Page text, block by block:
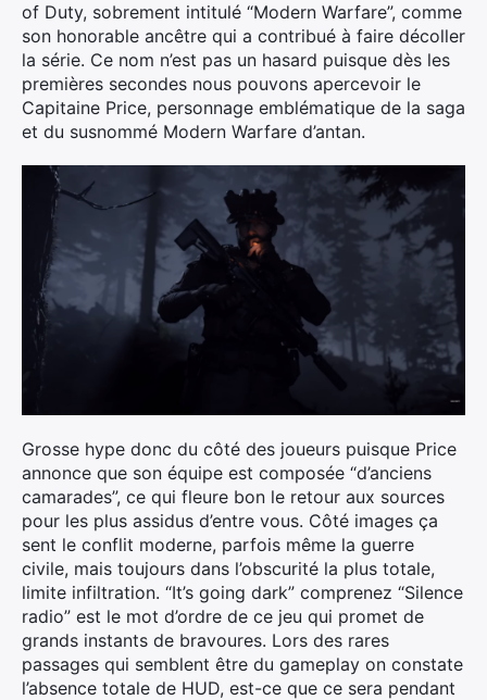
of Duty, sobrement intitulé “Modern Warfare”, comme
son honorable ancêtre qui a contribué à faire décoller
la série. Ce nom n’est pas un hasard puisque dès les
premières secondes nous pouvons apercevoir le
Capitaine Price, personnage emblématique de la saga
et du susnommé Modern Warfare d’antan.
Grosse hype donc du côté des joueurs puisque Price
annonce que son équipe est composée “d’anciens
camarades”, ce qui fleure bon le retour aux sources
pour les plus assidus d’entre vous. Côté images ça
sent le conflit moderne, parfois même la guerre
civile, mais toujours dans l’obscurité la plus totale,
limite infiltration. “It’s going dark” comprenez “Silence
radio” est le mot d’ordre de ce jeu qui promet de
grands instants de bravoures. Lors des rares
passages qui semblent être du gameplay on constate
l’absence totale de HUD, est-ce que ce sera pendant